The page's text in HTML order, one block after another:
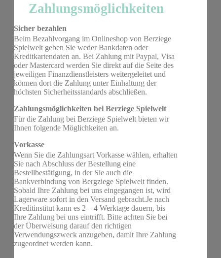
Zahlungsmöglichkeiten
Sicher bezahlen
Beim Bezahlvorgang im Onlineshop von Berziege
Spielwelt geben Sie weder Bankdaten oder
Kreditkartendaten an. Bei Zahlung mit Paypal, Visa
oder Mastercard werden Sie direkt auf die Seite des
jeweiligen Finanzdienstleisters weitergeleitet und
können dort die Zahlung unter Einhaltung der
höchsten Sicherheitsstandards abschließen.
Zahlungsmöglichkeiten bei Berziege Spielwelt
Für die Zahlung bei Berziege Spielwelt bieten wir
Ihnen folgende Möglichkeiten an.
Vorkasse
Wenn Sie die Zahlungsart Vorkasse wählen, erhalten
Sie nach Abschluss der Bestellung eine
Bestellbestätigung, in der Sie auch die
Bankverbindung von Bergziege Spielwelt finden.
Sobald Ihre Zahlung bei uns eingegangen ist, wird
Lagerware sofort in den Versand gebracht.Je nach
Kreditinstitut kann es 2 – 4 Werktage dauern, bis
Ihre Zahlung bei uns eintrifft. Bitte achten Sie bei
der Überweisung darauf den richtigen
Verwendungszweck anzugeben, damit Ihre Zahlung
zugeordnet werden kann.